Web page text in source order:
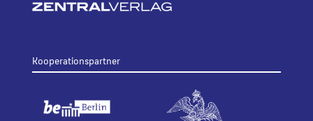
Kooperationspartner